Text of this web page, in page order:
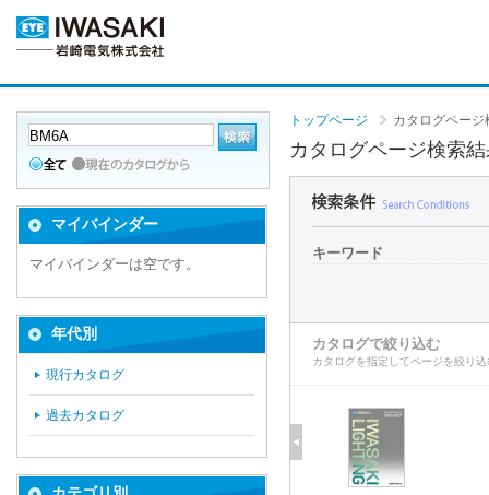
トップページ カタログページ
カタログページ検索
キーワード
カタログで絞り込む
カタログを指定してページを絞り
マイバインダー
マイバインダーは空です。
年代別
現行カタログ
過去カタログ